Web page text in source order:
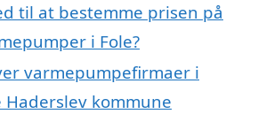
til at bestemme prisen på
i Fole?
varmepumpefirmaer i
Haderslev kommune